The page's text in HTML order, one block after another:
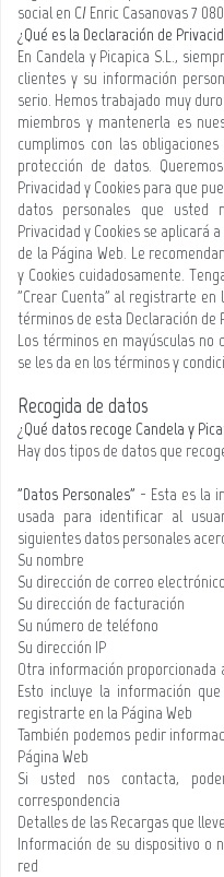
social en C/ Enric Casanovas 7
¿Qué es la Declaración de
En Candela y Picapica S.L.,
clientes y su información
serio. Hemos trabajado muy
miembros y mantenerla es
cumplimos con las
protección de datos.
Privacidad y Cookies para que
datos personales que usted
Privacidad y Cookies se aplicará
de la Página Web. Le
y Cookies cuidadosamente.
"Crear Cuenta" al registrarte en
términos de esta Declaración de
Los términos en mayúsculas
se les da en los términos y
Recogida de datos
¿Qué datos recoge Candela y
Hay dos tipos de datos que
"Datos Personales" - Esta es la
usada para identificar al
siguientes datos personales
Su nombre
Su dirección de correo electrónico
Su dirección de facturación
Su número de teléfono
Su dirección IP
Otra información proporcionada
Esto incluye la información
registrarte en la Página Web
También podemos pedir
Página Web
Si usted nos contacta,
correspondencia
Detalles de las Recargas que
Información de su dispositivo o
red